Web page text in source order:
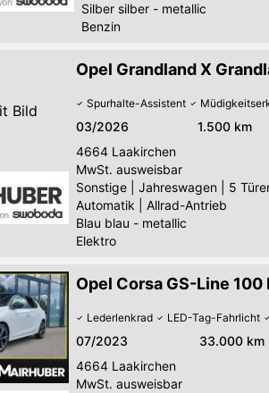
Silber silber - metallic
Benzin
Bild
Opel Grandland X
Spurhalte-Assistent
03/2026 1.500 km
4664 Laakirchen
MwSt. ausweisbar
Sonstige
Jahreswagen
5
Automatik
Allrad-Antrieb
Blau blau - metallic
Elektro
Opel Corsa GS-Line 100
Lederlenkrad LED-Tag-Fahrlicht
07/2023 33.000 km
4664 Laakirchen
MwSt. ausweisbar